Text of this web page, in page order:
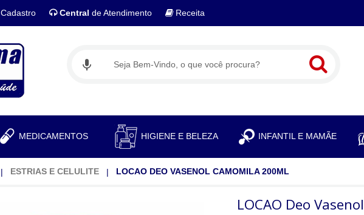
Cadastro Central de Atendimento Receita
MEDICAMENTOS HIGIENE E BELEZA INFANTIL E MAMÃE
ESTRIAS E CELULITE LOCAO DEO VASENOL CAMOMILA 200ML
LOCAO Deo